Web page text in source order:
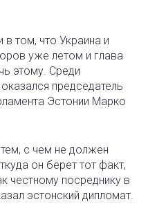
в том, что Украина и
уже летом и глава
этому. Среди
председатель
Эстонии Марко
с чем не должен
он берет тот факт,
честному посреднику в
эстонский дипломат.